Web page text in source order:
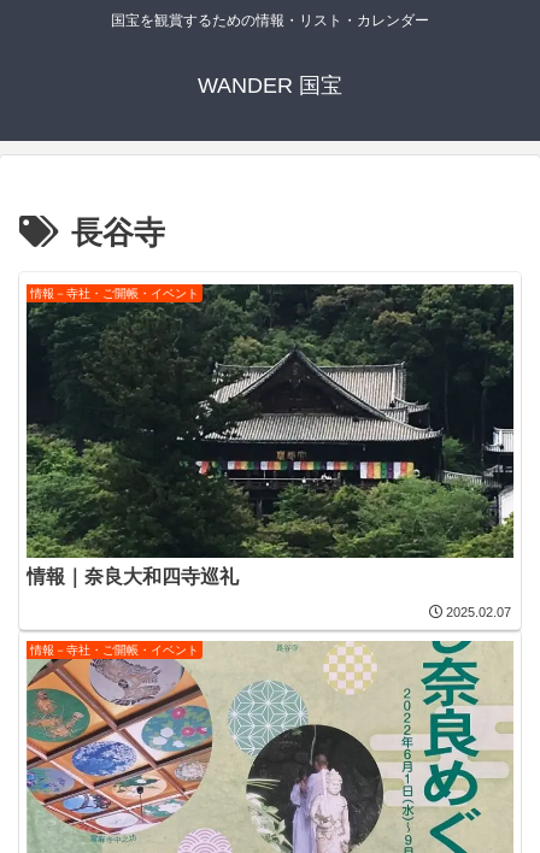
国宝を観賞するための情報・リスト・カレンダー
WANDER 国宝
長谷寺
情報－寺社・ご開帳・イベント
情報｜奈良大和四寺巡礼
2025.02.07
情報－寺社・ご開帳・イベント